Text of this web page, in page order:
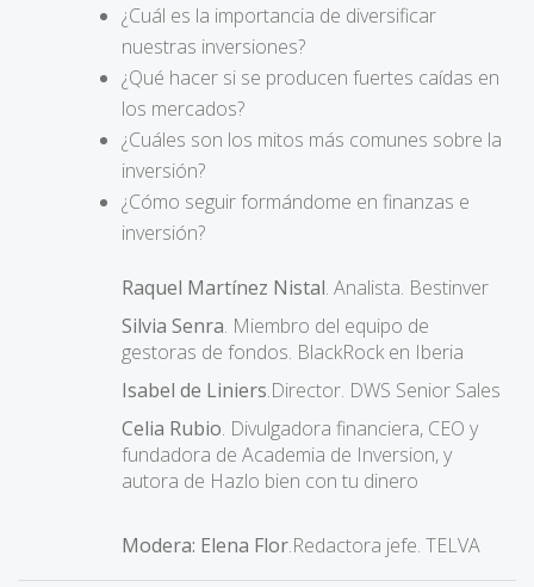
¿Cuál es la importancia de diversificar
nuestras inversiones?
¿Qué hacer si se producen fuertes caídas en
los mercados?
¿Cuáles son los mitos más comunes sobre la
inversión?
¿Cómo seguir formándome en finanzas e
inversión?
Raquel Martínez Nistal. Analista. Bestinver
Silvia Senra. Miembro del equipo de
gestoras de fondos. BlackRock en Iberia
Isabel de Liniers.Director. DWS Senior Sales
Celia Rubio. Divulgadora financiera, CEO y
fundadora de Academia de Inversion, y
autora de Hazlo bien con tu dinero
Modera: Elena Flor.Redactora jefe. TELVA